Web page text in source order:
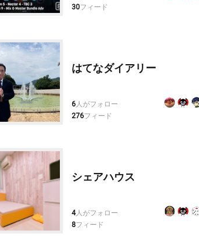
30フィード
はてなダイアリー
6人がフォロー
276フィード
シェアハウス
4人がフォロー
8フィード